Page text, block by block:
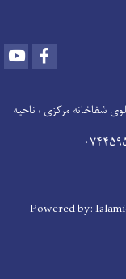
Youtube
شفاخانه مرکزی ، ناحیه
Powered by: